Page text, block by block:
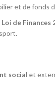
et de fonds
de Finances
social et